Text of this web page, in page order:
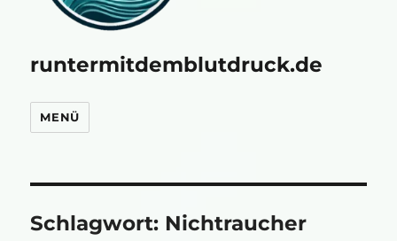
runtermitdemblutdruck.de
MENÜ
Schlagwort: Nichtraucher